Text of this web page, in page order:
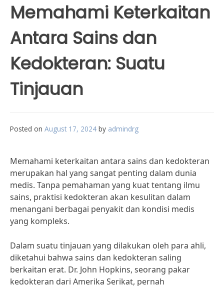
Memahami Keterkaitan
Antara Sains dan
Kedokteran: Suatu
Tinjauan
Posted on August 17, 2024 by admindrg
Memahami keterkaitan antara sains dan kedokteran
merupakan hal yang sangat penting dalam dunia
medis. Tanpa pemahaman yang kuat tentang ilmu
sains, praktisi kedokteran akan kesulitan dalam
menangani berbagai penyakit dan kondisi medis
yang kompleks.
Dalam suatu tinjauan yang dilakukan oleh para ahli,
diketahui bahwa sains dan kedokteran saling
berkaitan erat. Dr. John Hopkins, seorang pakar
kedokteran dari Amerika Serikat, pernah